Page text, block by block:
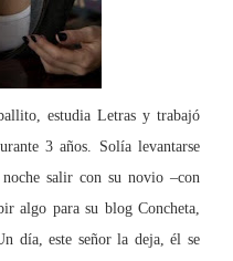
estudia Letras y trabajó
3 años. Solía levantarse
salir con su novio –con
algo para su blog Concheta,
día, este señor la deja, él se